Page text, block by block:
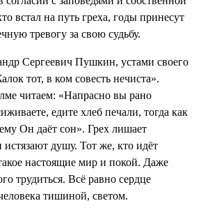
встал на путь греха, годы принесут
тревогу за свою судьбу.
Сергеевич Пушкин, устами своего
тот, в ком совесть нечиста».
читаем: «Напрасно вы рано
едите хлеб печали, тогда как
Он даёт сон». Грех лишает
истязают душу. Тот же, кто идёт
настоящие мир и покой. Даже
трудиться. Всё равно сердце
тишиной, светом.